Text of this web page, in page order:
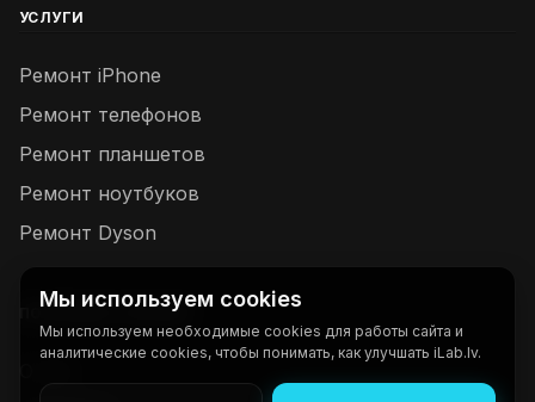
УСЛУГИ
Ремонт iPhone
Ремонт телефонов
Ремонт планшетов
Ремонт ноутбуков
Ремонт Dyson
ПОЛЕЗНЫЕ ССЫЛКИ
Мы используем cookies
Мы используем необходимые cookies для работы сайта и
аналитические cookies, чтобы понимать, как улучшать iLab.lv.